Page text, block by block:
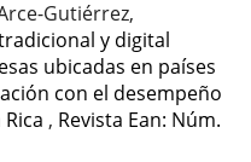
Gutiérrez,
y digital
ubicadas en países
con el desempeño
, Revista Ean: Núm.